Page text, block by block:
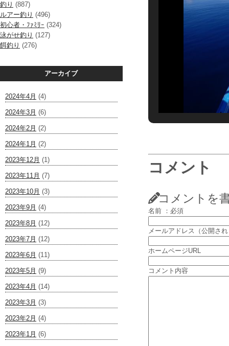
釣り (887)
ルアー釣り (496)
初心者・ﾌｧﾐﾘｰ (324)
泳がせ釣り (127)
餌釣り (276)
アーカイブ
2024年4月 (4)
2024年3月 (6)
2024年2月 (2)
2024年1月 (2)
2023年12月 (1)
2023年11月 (7)
2023年10月 (3)
2023年9月 (4)
2023年8月 (12)
2023年7月 (12)
2023年6月 (11)
2023年5月 (9)
2023年4月 (14)
2023年3月 (3)
2023年2月 (4)
2023年1月 (6)
コメント
コメントを
名前 ：必須
メールアドレス（公開さ
ホームページURL
コメント内容